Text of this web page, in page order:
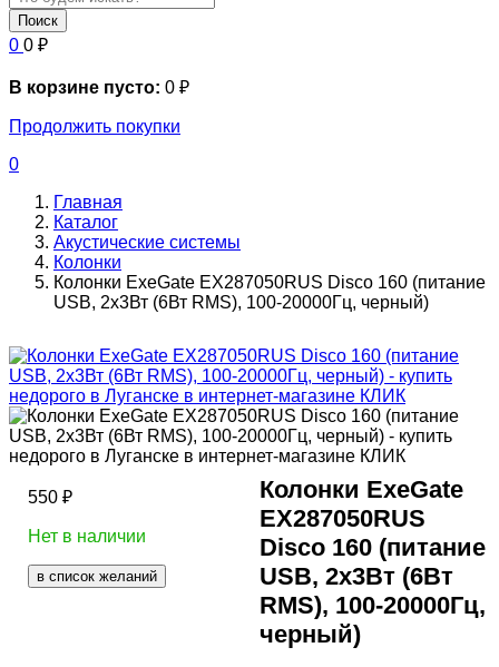
Поиск
0 0 ₽
В корзине пусто: 0 ₽
Продолжить покупки
0
Главная
Каталог
Акустические системы
Колонки
Колонки ExeGate EX287050RUS Disco 160 (питание
USB, 2х3Вт (6Вт RMS), 100-20000Гц, черный)
Колонки ExeGate
EX287050RUS
Disco 160 (питание
USB, 2х3Вт (6Вт
RMS), 100-20000Гц,
черный)
550₽
Нет в наличии
в список желаний